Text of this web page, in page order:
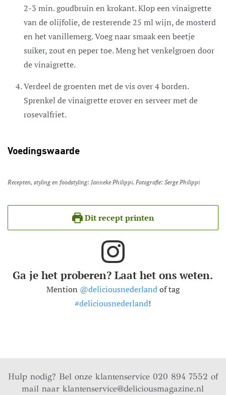
2-3 min. goudbruin en krokant. Klop een vinaigrette
van de olijfolie, de resterende 25 ml wijn, de mosterd
en het vanillemerg. Voeg naar smaak een beetje
suiker, zout en peper toe. Meng het venkelgroen door
de vinaigrette.
Verdeel de groenten met de vis over 4 borden.
Sprenkel de vinaigrette erover en serveer met de
rosevalfriet.
Voedingswaarde
Recepten, styling en foodstyling: Janneke Philippi. Fotografie: Serge Philippi
Dit recept printen
Ga je het proberen? Laat het ons weten.
Mention @deliciousnederlandof tag
#deliciousnederland!
Hulp nodig? Bel onze klantenservice 020 894 7552 of
mail naarklantenservice@deliciousmagazine.nl